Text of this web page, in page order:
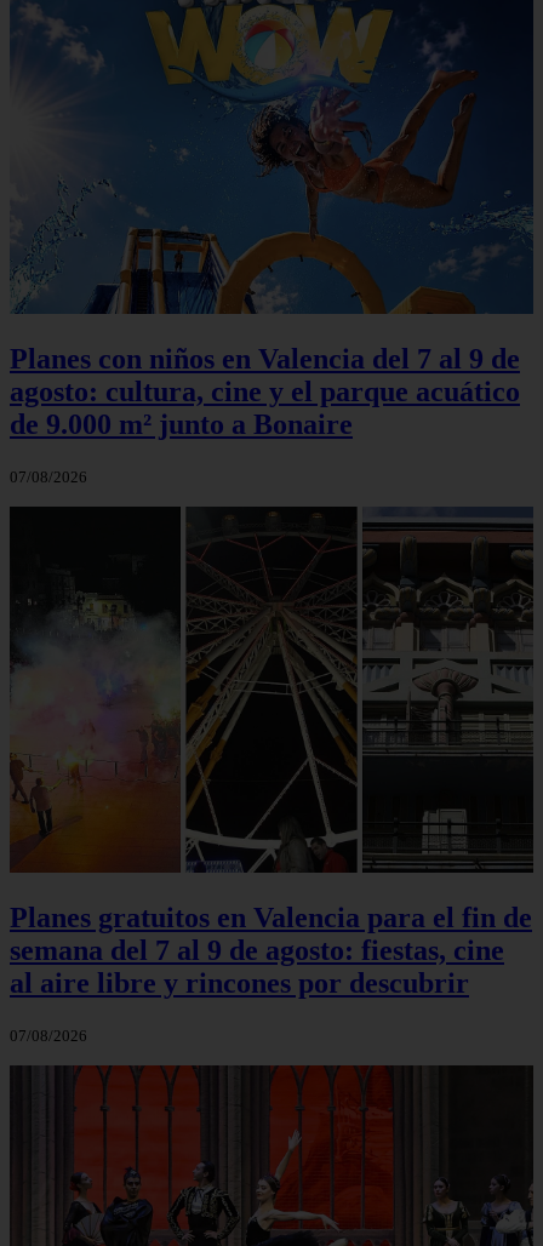
Planes con niños en Valencia del 7 al 9 de
agosto: cultura, cine y el parque acuático
de 9.000 m² junto a Bonaire
07/08/2026
Planes gratuitos en Valencia para el fin de
semana del 7 al 9 de agosto: fiestas, cine
al aire libre y rincones por descubrir
07/08/2026